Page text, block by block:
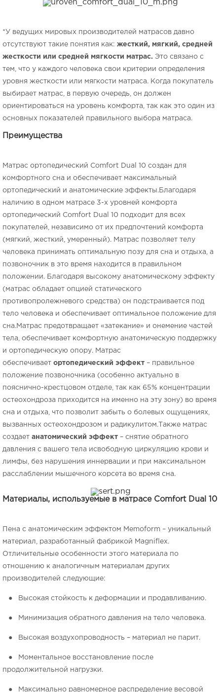
*У ведущих мировых производителей матрасов давно
отсутствуют такие понятия как: жесткий, мягкий, средней
жесткости или средней мягкости матрас. Это связано с
тем, что у каждого человека свои критерии определения
уровня жесткости или мягкости матраса. Когда покупатель
выбирает матрас, в первую очередь, он должен
ориентироваться на уровень комфорта, так как это один из
основных показателей правильного выбора матраса.
Преимущества
Матрас ортопедический Comfort Dual 10 создан для
комфортного сна и обеспечивает максимальный
ортопедический и анатомические эффекты.Благодаря
наличию в одном матрасе 3-х уровней комфорта
ортопедический Comfort Dual 10 подходит для всех
покупателей, независимо от их предпочтений комфорта
(мягкий, жесткий, умеренный). Матрас позволяет телу
человека принимать оптимальную позу для сна и отдыха, а
позвоночник в это время находится в правильном
положении. Благодаря высокому анатомическому эффекту
(матрас обладает опцией статического
противопролежневого средства) он подстраивается под
тело человека и обеспечивает оптимальное положение для
сна.Матрас предотвращает «затекание» и онемение частей
тела, обеспечивает комфортную анатомическую поддержку
и ортопедическую опору. Матрас
обеспечивает ортопедический эффект – правильное
положение позвоночника (особенно актуально в
пояснично-крестцовом отделе, так как 65% концентрации
остеохондроза приходится на именно на эту зону) во время
сна и отдыха, что позволит забыть о болевых ощущениях,
вызванных остеохондрозом и радикулитом.Также матрас
создает анатомический эффект – снятие обратного
давления с вашего тела исвободную циркуляцию крови и
лимфы, без нарушения иннервации и при максимальном
расслаблении мышечного корсета во время сна.
Материалы, используемые в матрасе Comfort Dual 10
Пена с анатомическим эффектом Memoform – уникальный
материал, разработанный фабрикой Magniflex.
Отличительные особенности этого материала по
отношению к аналогичным материалам других
производителей следующие:
● Высокая стойкость к деформации и продавливанию.
● Минимизация обратного давления на тело человека.
● Высокая воздухопроводность – материал не парит.
● Моментальное восстановление после
продолжительной нагрузки.
● Максимально равномерное распределение весовой